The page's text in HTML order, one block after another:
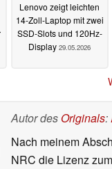
Lenovo zeigt leichten
14-Zoll-Laptop mit zwei
SSD-Slots und 120Hz-
Display 29.05.2026
Autor des Originals:
Nach meinem
NRC die Lizenz